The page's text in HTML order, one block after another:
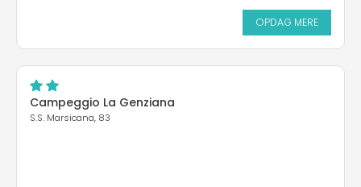
OPDAG MERE
Campeggio La Genziana
S.S. Marsicana, 83